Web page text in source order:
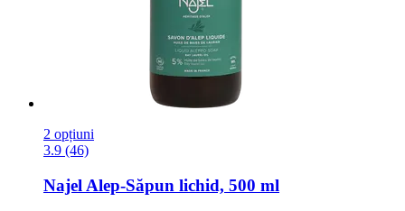
2 opțiuni
3.9 (46)
Najel Alep-​Săpun lichid, 500 ml